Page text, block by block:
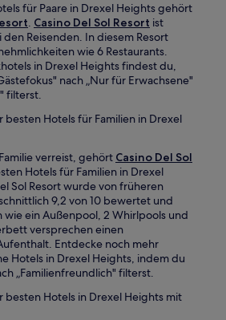
für Paare in Drexel Heights gehört
. Casino Del Sol Resort ist
Reisenden. In diesem Resort
wie 6 Restaurants.
in Drexel Heights findest du,
nach „Nur für Erwachsene"
filterst.
besten Hotels für Familien in Drexel
verreist, gehört Casino Del Sol
Hotels für Familien in Drexel
Sol Resort wurde von früheren
9,2 von 10 bewertet und
ein Außenpool, 2 Whirlpools und
versprechen einen
Entdecke noch mehr
Hotels in Drexel Heights, indem du
„Familienfreundlich" filterst.
besten Hotels in Drexel Heights mit